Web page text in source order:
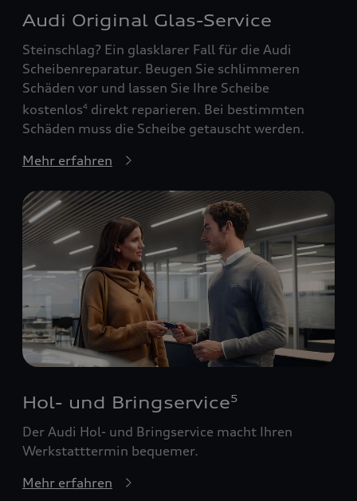
Audi Original Glas-Service
Steinschlag? Ein glasklarer Fall für die Audi
Scheibenreparatur. Beugen Sie schlimmeren
Schäden vor und lassen Sie Ihre Scheibe
kostenlos4 direkt reparieren. Bei bestimmten
Schäden muss die Scheibe getauscht werden.
Mehr erfahren
Hol- und Bringservice5
Der Audi Hol- und Bringservice macht Ihren
Werkstatttermin bequemer.
Mehr erfahren